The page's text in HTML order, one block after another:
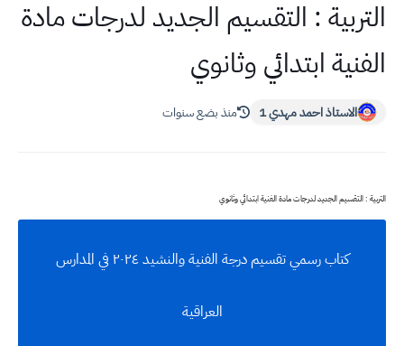
التربية : التقسيم الجديد لدرجات مادة
الفنية ابتدائي وثانوي
الاستاذ احمد مهدي 1 منذ بضع سنوات
التربية : التقسيم الجديد لدرجات مادة الفنية ابتدائي وثانوي
كتاب رسمي تقسيم درجة الفنية والنشيد ٢٠٢٤ في المدارس
العراقية